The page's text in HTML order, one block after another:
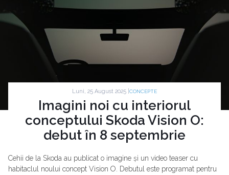
Luni, 25 August 2025 | CONCEPTE
Imagini noi cu interiorul
conceptului Skoda Vision O:
debut în 8 septembrie
Cehii de la Skoda au publicat o imagine și un video teaser cu
habitaclul noului concept Vision O. Debutul este programat pentru